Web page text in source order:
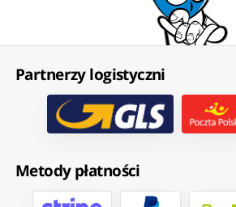
Partnerzy logistyczni
Metody płatności